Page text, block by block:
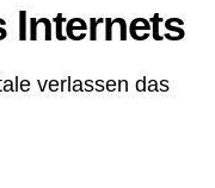
Internets
verlassen das